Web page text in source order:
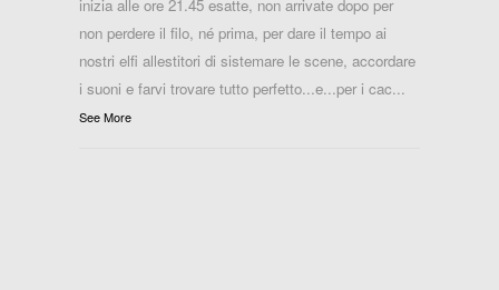
inizia alle ore 21.45 esatte, non arrivate dopo per
non perdere il filo, né prima, per dare il tempo ai
nostri elfi allestitori di sistemare le scene, accordare
i suoni e farvi trovare tutto perfetto...e...per i cac...
See More